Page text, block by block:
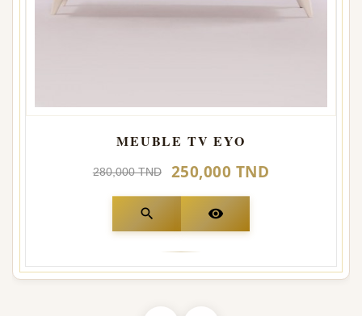
MEUBLE TV EYO
280,000 TND 250,000 TND
search visibility